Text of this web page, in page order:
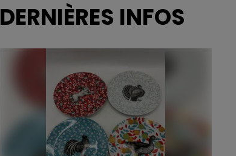
DERNIÈRES INFOS